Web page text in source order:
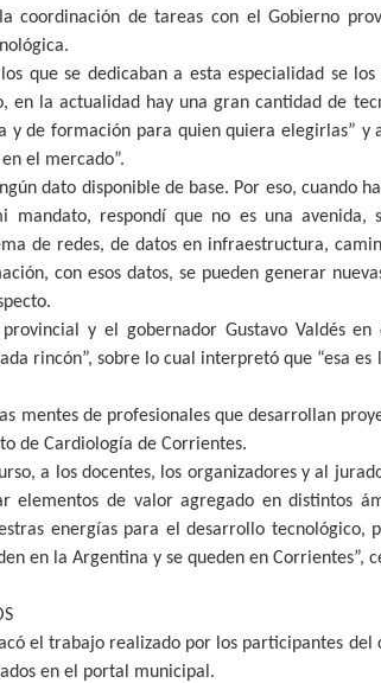
coordinación de tareas con el Gobierno
que se dedicaban a esta especialidad se
en la actualidad hay una gran cantidad de
de formación para quien quiera elegirlas” y
el mercado”.
dato disponible de base. Por eso, cuando
respondí que no es una avenida,
de redes, de datos en infraestructura,
con esos datos, se pueden generar
y el gobernador Gustavo Valdés
rincón”, sobre lo cual interpretó que “esa es
mentes de profesionales que desarrollan
de Cardiología de Corrientes.
a los docentes, los organizadores y al
elementos de valor agregado en distintos
energías para el desarrollo tecnológico,
en la Argentina y se queden en Corrientes”,
el trabajo realizado por los participantes del
en el portal municipal.